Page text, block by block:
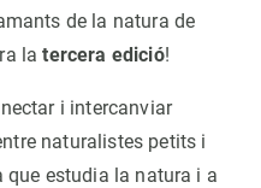
de la natura de
latercera edició!
i intercanviar
naturalistes petits i
que estudia la natura i a